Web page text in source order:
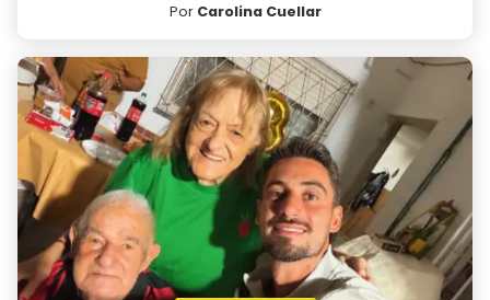
Por Carolina Cuellar